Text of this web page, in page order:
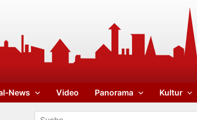
News Video Panorama Kultur